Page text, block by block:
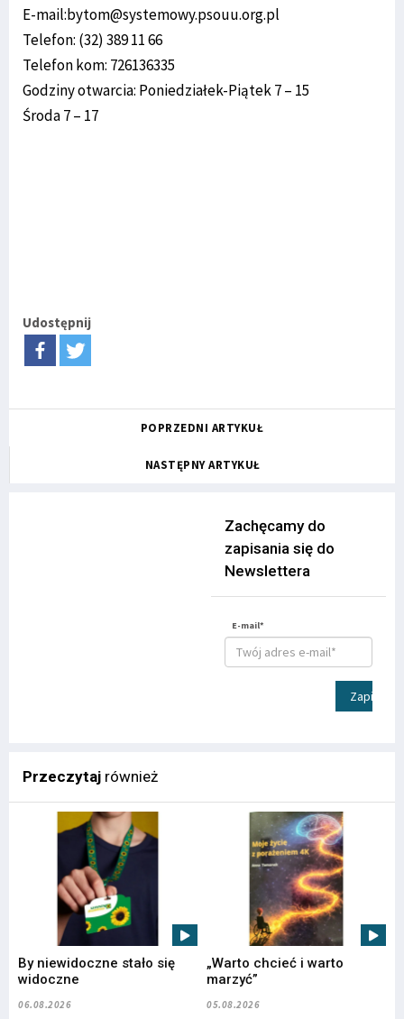
E-mail:bytom@systemowy.psouu.org.pl
Telefon: (32) 389 11 66
Telefon kom: 726136335
Godziny otwarcia: Poniedziałek-Piątek 7 – 15
Środa 7 – 17
Udostępnij
POPRZEDNI ARTYKUŁ
NASTĘPNY ARTYKUŁ
Zachęcamy do
zapisania się do
Newslettera
E-mail*
Zapisz
Przeczytaj również
By niewidoczne stało się
widoczne
06.08.2026
„Warto chcieć i warto
marzyć”
05.08.2026